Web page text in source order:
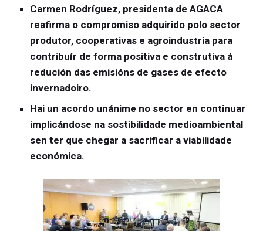
Carmen Rodríguez, presidenta de AGACA
reafirma o compromiso adquirido polo sector
produtor, cooperativas e agroindustria para
contribuír de forma positiva e construtiva á
redución das emisións de gases de efecto
invernadoiro.
Hai un acordo unánime no sector en continuar
implicándose na sostibilidade medioambiental
sen ter que chegar a sacrificar a viabilidade
económica.